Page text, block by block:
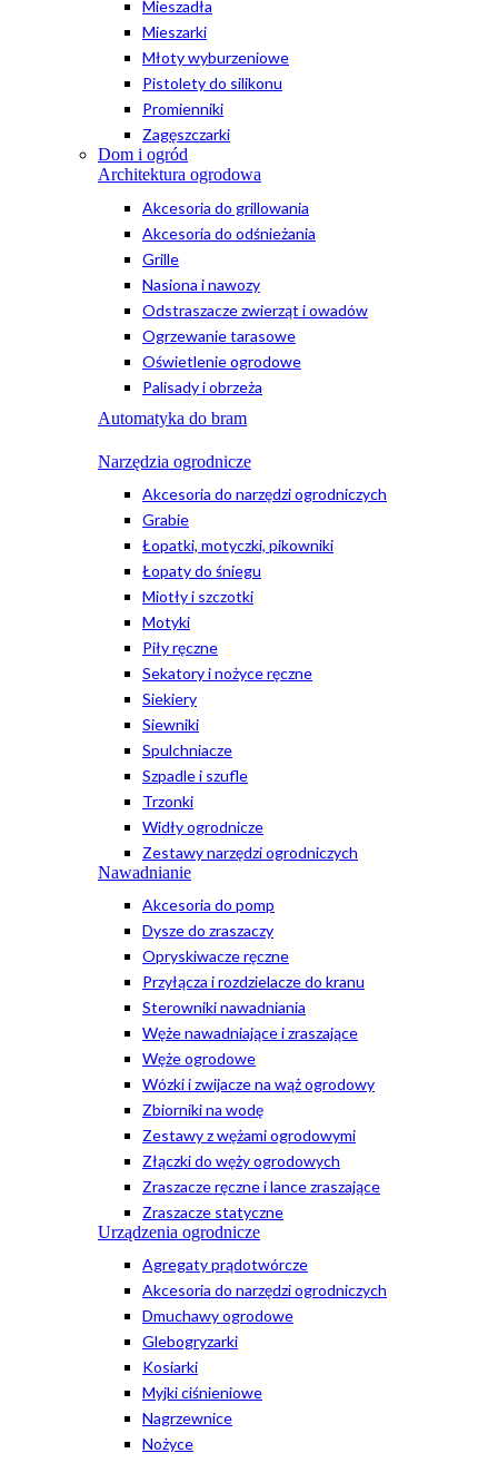
Mieszadła
Mieszarki
Młoty wyburzeniowe
Pistolety do silikonu
Promienniki
Zagęszczarki
Dom i ogród
Architektura ogrodowa
Akcesoria do grillowania
Akcesoria do odśnieżania
Grille
Nasiona i nawozy
Odstraszacze zwierząt i owadów
Ogrzewanie tarasowe
Oświetlenie ogrodowe
Palisady i obrzeża
Automatyka do bram
Narzędzia ogrodnicze
Akcesoria do narzędzi ogrodniczych
Grabie
Łopatki, motyczki, pikowniki
Łopaty do śniegu
Miotły i szczotki
Motyki
Piły ręczne
Sekatory i nożyce ręczne
Siekiery
Siewniki
Spulchniacze
Szpadle i szufle
Trzonki
Widły ogrodnicze
Zestawy narzędzi ogrodniczych
Nawadnianie
Akcesoria do pomp
Dysze do zraszaczy
Opryskiwacze ręczne
Przyłącza i rozdzielacze do kranu
Sterowniki nawadniania
Węże nawadniające i zraszające
Węże ogrodowe
Wózki i zwijacze na wąż ogrodowy
Zbiorniki na wodę
Zestawy z wężami ogrodowymi
Złączki do węży ogrodowych
Zraszacze ręczne i lance zraszające
Zraszacze statyczne
Urządzenia ogrodnicze
Agregaty prądotwórcze
Akcesoria do narzędzi ogrodniczych
Dmuchawy ogrodowe
Glebogryzarki
Kosiarki
Myjki ciśnieniowe
Nagrzewnice
Nożyce